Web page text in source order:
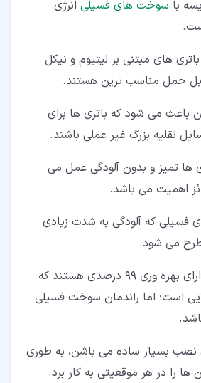
با سوخت های فسیلی انرژی
های مبتنی بر لیتیوم و نیکل
حمل مناسب ترین هستند.
باعث می شود که باتری ها برای
نقلیه بزرگ غیر عملی باشند.
ها تمیز و بدون آلودگی عمل می
اهمیت می باشد.
فسیلی که آلودگی به شدت زیادی
می شود.
: باتری ها دارای بهره وری 99 درصدی هستند که
است؛ اما راندمان سوخت فسیلی
نصب بسیار ساده می باشن، به طوری
ها را در هر موقعیتی به کار برد.